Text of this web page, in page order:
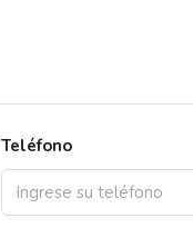
Teléfono